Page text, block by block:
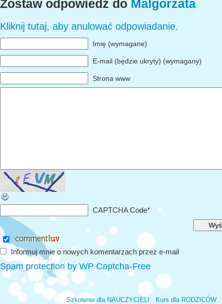
Zostaw odpowiedź do Malgorzata
Kliknij tutaj, aby anulować odpowiadanie.
Imię (wymagane)
E-mail (będzie ukryty) (wymagany)
Strona www
CAPTCHA Code*
Informuj mnie o nowych komentarzach przez e-mail
Spam protection by WP Captcha-Free
Szkolenie dla NAUCZYCIELI Kurs dla RODZICÓW